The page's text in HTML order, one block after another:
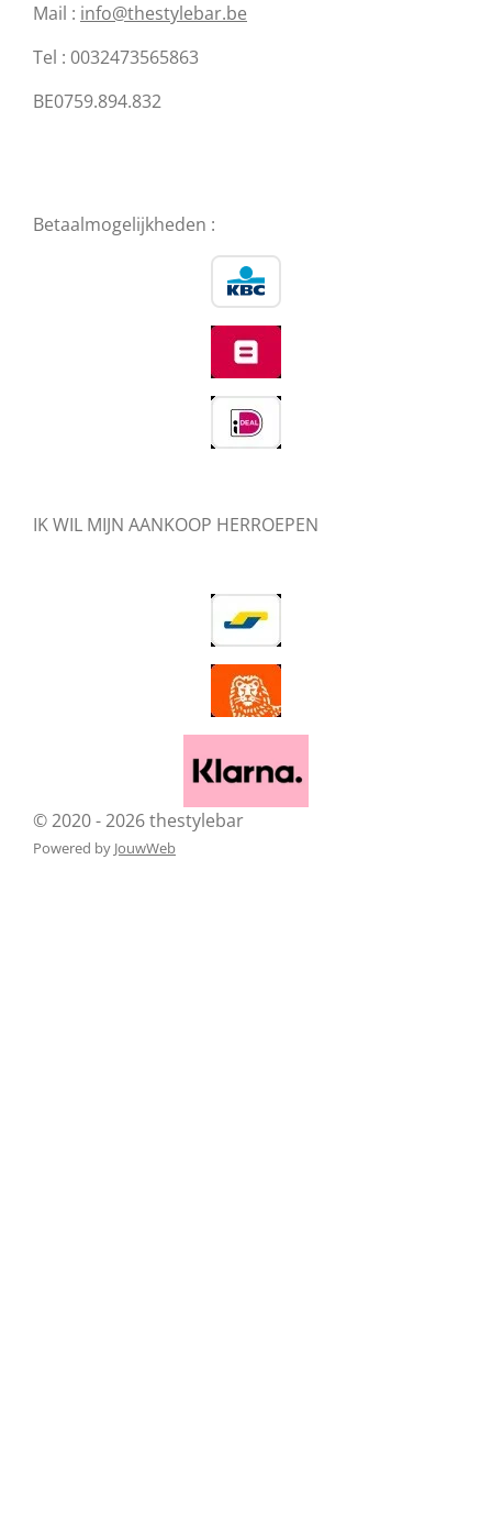
Mail : info@thestylebar.be
Tel : 0032473565863
BE0759.894.832
Betaalmogelijkheden :
IK WIL MIJN AANKOOP HERROEPEN
© 2020 - 2026 thestylebar
Powered by JouwWeb